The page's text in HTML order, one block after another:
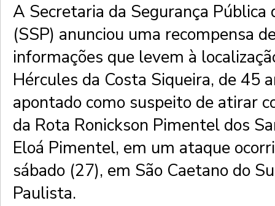
A Secretaria da Segurança Pública
(SSP) anunciou uma recompensa
informações que levem à
Hércules da Costa Siqueira, de 45
apontado como suspeito de atirar
da Rota Ronickson Pimentel dos
Eloá Pimentel, em um ataque
sábado (27), em São Caetano do
Paulista.